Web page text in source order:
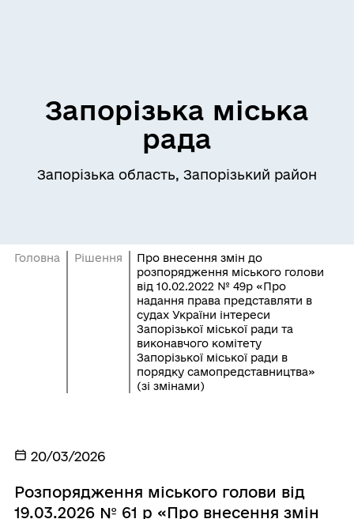
Запорізька міська
рада
Запорізька область, Запорізький район
Головна Рішення
Про внесення змін до
розпорядження міського голови
від 10.02.2022 № 49р «Про
надання права представляти в
судах України інтереси
Запорізької міської ради та
виконавчого комітету
Запорізької міської ради в
порядку самопредставництва»
(зі змінами)
20/03/2026
Розпорядження міського голови від
19.03.2026 № 61 р «Про внесення змін